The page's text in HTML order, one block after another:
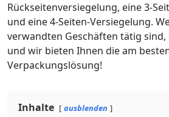
Rückseitenversiegelung, eine 3-
und eine 4-Seiten-Versiegelung.
verwandten Geschäften tätig
und wir bieten Ihnen die am
Verpackungslösung!
Inhalte ausblenden